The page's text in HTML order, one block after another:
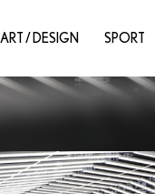
ART / DESIGN SPORT